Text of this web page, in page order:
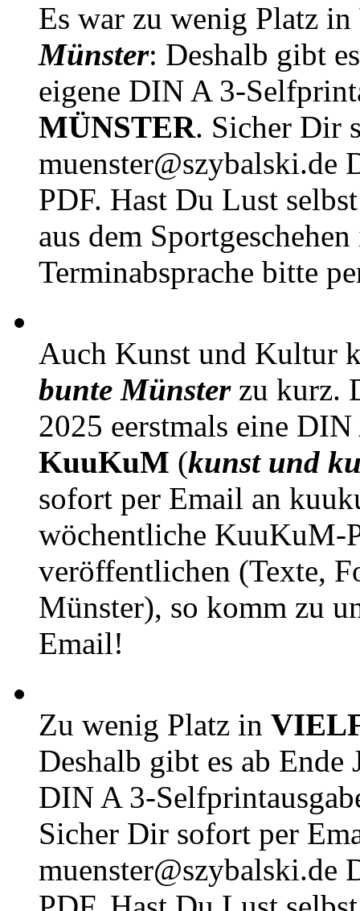
Es war zu wenig Platz in
Münster: Deshalb gibt
eigene DIN A 3-
MÜNSTER. Sicher Dir
muenster@szybalski.de
PDF. Hast Du Lust
aus dem
Terminabsprache bitte
Auch Kunst und Kultur
bunte Münsterzu kurz.
2025 eerstmals eine
KuuKuM (kunst und
sofort per Email an
wöchentliche KuuKuM-
veröffentlichen (Texte,
Münster), so komm zu
Email!
Zu wenig Platz in
Deshalb gibt es ab Ende
DIN A 3-
Sicher Dir sofort per
muenster@szybalski.de